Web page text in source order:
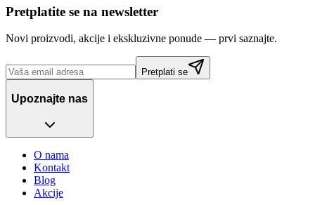
Pretplatite se na newsletter
Novi proizvodi, akcije i ekskluzivne ponude — prvi saznajte.
Pretplati se
Upoznajte nas
O nama
Kontakt
Blog
Akcije